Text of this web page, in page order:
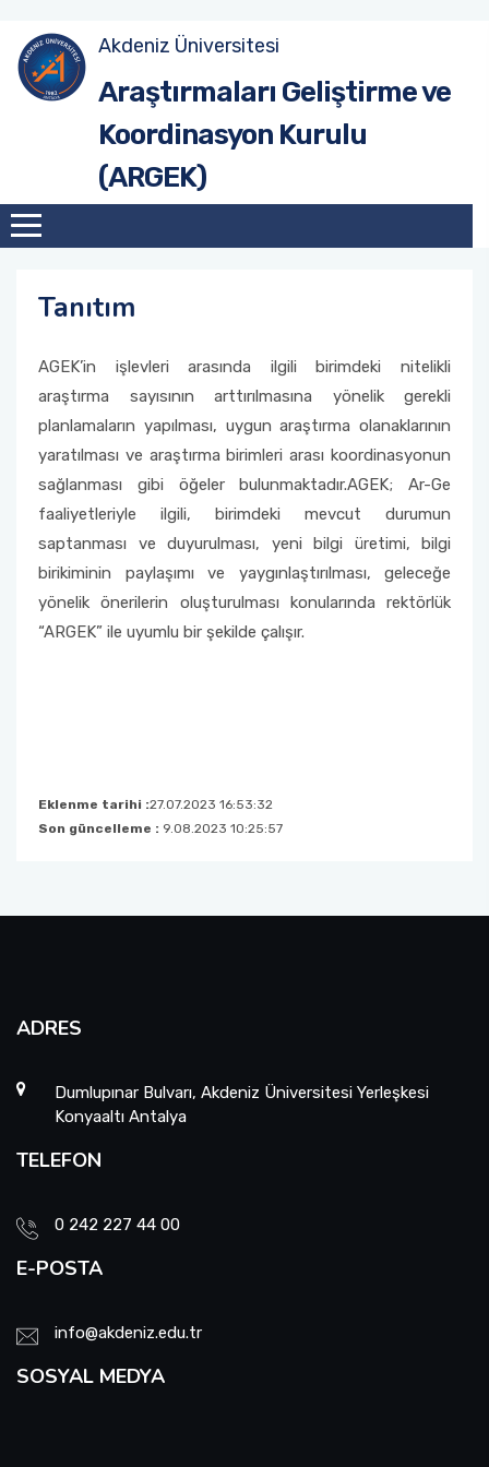
Akdeniz Üniversitesi
Araştırmaları Geliştirme ve
Koordinasyon Kurulu
(ARGEK)
Tanıtım
AGEK’in işlevleri arasında ilgili birimdeki nitelikli
araştırma sayısının arttırılmasına yönelik gerekli
planlamaların yapılması, uygun araştırma olanaklarının
yaratılması ve araştırma birimleri arası koordinasyonun
sağlanması gibi öğeler bulunmaktadır.AGEK; Ar-Ge
faaliyetleriyle ilgili, birimdeki mevcut durumun
saptanması ve duyurulması, yeni bilgi üretimi, bilgi
birikiminin paylaşımı ve yaygınlaştırılması, geleceğe
yönelik önerilerin oluşturulması konularında rektörlük
“ARGEK” ile uyumlu bir şekilde çalışır.
Eklenme tarihi :27.07.2023 16:53:32
Son güncelleme : 9.08.2023 10:25:57
ADRES
Dumlupınar Bulvarı, Akdeniz Üniversitesi Yerleşkesi
Konyaaltı Antalya
TELEFON
0 242 227 44 00
E-POSTA
info@akdeniz.edu.tr
SOSYAL MEDYA
Site Anasayfa
Üniversite Anasayfa
Tanıtım
Misyon & Vizyon
Organizasyon Şeması
Akdeniz Üniversitesi Araştırma Geliştirme
Hedef ve Öneriler (2017-2020)
Hedef ve Öneriler (2020-2023)
Hedef ve Öneriler (2023-2026)
Tanıtım
Birim AGEK'leri
Çalışma Esasları
AGEK Rapor Şablonu